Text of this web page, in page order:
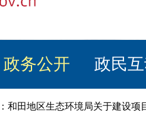
政务公开 政民
和田地区生态环境局关于建设